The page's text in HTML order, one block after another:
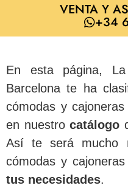
VENTA Y
+34
En esta página,
Barcelona te ha
cómodas y
en nuestrocatálogo
Así te será mucho
cómodas y
tus necesidades.